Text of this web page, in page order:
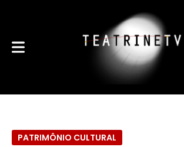
PATRIMÔNIO CULTURAL